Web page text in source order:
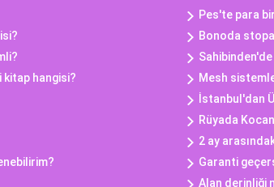
Pes'te para
Bonoda
kitap hangisi?
Mesh
İstanbul'dan
Rüyada
2 ay
Garanti
Alan derinliği